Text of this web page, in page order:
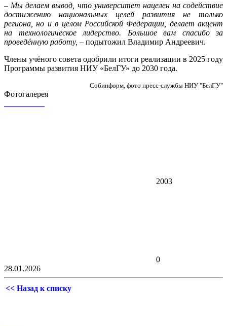
– Мы делаем вывод, что университет нацелен на содействие
достижению национальных целей развития не только
региона, но и в целом Российской Федерации, делает акцент
на технологическое лидерство. Большое вам спасибо за
проведённую работу, – подытожил Владимир Андреевич.
Члены учёного совета одобрили итоги реализации в 2025 году
Программы развития НИУ «БелГУ» до 2030 года.
Собинформ, фото пресс-службы НИУ "БелГУ"
Фотогалерея
2003
0
28.01.2026
<< Назад к списку